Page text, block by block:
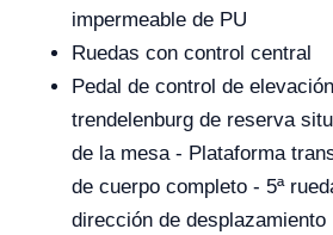
impermeable de PU
Ruedas con control central
Pedal de control de
trendelenburg de reserva
de la mesa - Plataforma
de cuerpo completo - 5ª
dirección de desplazamiento